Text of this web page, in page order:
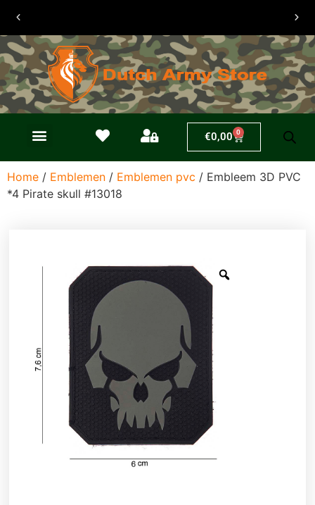
30 dagen
retouren
€0,00 0
Home / Emblemen / Emblemen pvc / Embleem 3D PVC
*4 Pirate skull #13018